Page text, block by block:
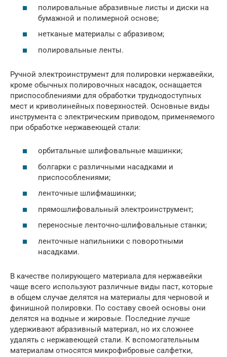
полировальные абразивные листы и диски на
бумажной и полимерной основе;
нетканые материалы с абразивом;
полировальные ленты.
Ручной электроинструмент для полировки нержавейки,
кроме обычных полировочных насадок, оснащается
приспособлениями для обработки труднодоступных
мест и криволинейных поверхностей. Основные виды
инструмента с электрическим приводом, применяемого
при обработке нержавеющей стали:
орбитальные шлифовальные машинки;
болгарки с различными насадками и
приспособлениями;
ленточные шлифмашинки;
прямошлифовальный электроинструмент;
переносные ленточно-шлифовальные станки;
ленточные напильники с поворотными
насадками.
В качестве полирующего материала для нержавейки
чаще всего используют различные виды паст, которые
в общем случае делятся на материалы для черновой и
финишной полировки. По составу своей основы они
делятся на водные и жировые. Последние лучше
удерживают абразивный материал, но их сложнее
удалять с нержавеющей стали. К вспомогательным
материалам относятся микрофибровые салфетки,